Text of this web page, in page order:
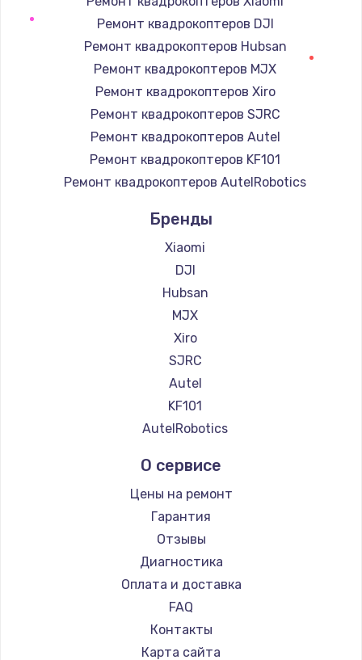
Замена / ремонт электронного модуля
Заказать
Заказать
Замена платы сенсора
900 руб.
Заказать
Замена регулятора режимов конфорки
900 руб.
Заказать
Замена сенсорного датчика
Замена сигнальной лампы
1200 руб.
Заказать
Замена системной платы
1500 руб.
Заказать
Ремонт квадрокоптеров DJI
Ремонт квадрокоптеров Hubsan
Ремонт квадрокоптеров MJX
Ремонт квадрокоптеров Xiro
Ремонт квадрокоптеров SJRC
Ремонт квадрокоптеров Autel
Ремонт квадрокоптеров KF101
Ремонт квадрокоптеров AutelRobotics
Бренды
Xiaomi
DJI
Hubsan
MJX
Xiro
SJRC
Autel
KF101
AutelRobotics
О сервисе
Цены на ремонт
Гарантия
Отзывы
Диагностика
Оплата и доставка
FAQ
Контакты
Карта сайта